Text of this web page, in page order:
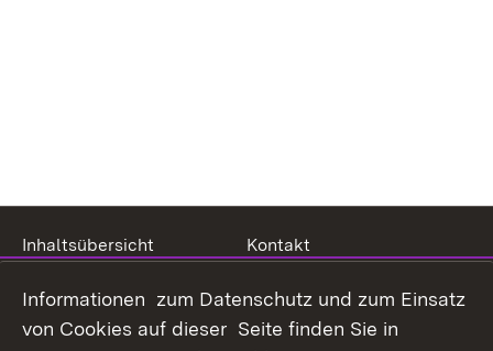
Inhaltsübersicht
Kontakt
Barrierefreiheit
Benutzungshinweise
Impressum
Informationen zum Datenschutz und zum Einsatz
von Cookies auf dieser Seite finden Sie in